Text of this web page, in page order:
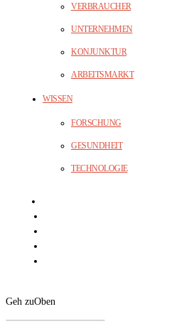
VERBRAUCHER
UNTERNEHMEN
KONJUNKTUR
ARBEITSMARKT
WISSEN
FORSCHUNG
GESUNDHEIT
TECHNOLOGIE
Geh zuOben